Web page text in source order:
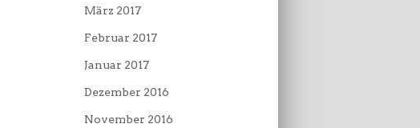
März 2017
Februar 2017
Januar 2017
Dezember 2016
November 2016